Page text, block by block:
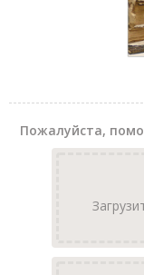
Пожалуйста,